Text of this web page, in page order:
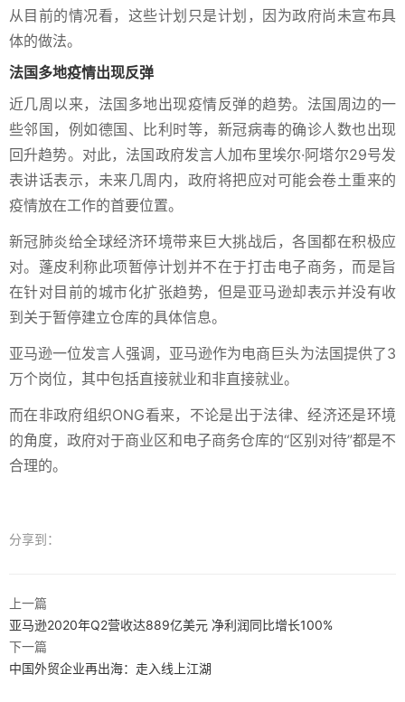
从目前的情况看，这些计划只是计划，因为政府尚未宣布具
体的做法。
法国多地疫情出现反弹
近几周以来，法国多地出现疫情反弹的趋势。法国周边的一
些邻国，例如德国、比利时等，新冠病毒的确诊人数也出现
回升趋势。对此，法国政府发言人加布里埃尔·阿塔尔29号发
表讲话表示，未来几周内，政府将把应对可能会卷土重来的
疫情放在工作的首要位置。
新冠肺炎给全球经济环境带来巨大挑战后，各国都在积极应
对。蓬皮利称此项暂停计划并不在于打击电子商务，而是旨
在针对目前的城市化扩张趋势，但是亚马逊却表示并没有收
到关于暂停建立仓库的具体信息。
亚马逊一位发言人强调，亚马逊作为电商巨头为法国提供了3
万个岗位，其中包括直接就业和非直接就业。
而在非政府组织ONG看来，不论是出于法律、经济还是环境
的角度，政府对于商业区和电子商务仓库的“区别对待”都是不
合理的。
分享到：
上一篇
亚马逊2020年Q2营收达889亿美元 净利润同比增长100%
下一篇
中国外贸企业再出海：走入线上江湖